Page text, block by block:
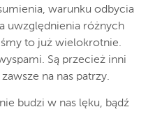
warunku odbycia
uwzględnienia różnych
to już wielokrotnie.
Są przecież inni
na nas patrzy.
budzi w nas lęku, bądź